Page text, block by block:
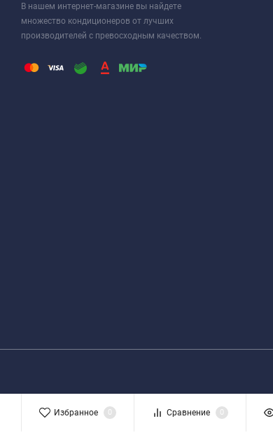
В нашем интернет-магазине вы найдете
множество кондиционеров от лучших
производителей с превосходным качеством.
Избранное 0 Сравнение 0